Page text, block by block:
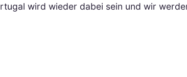
wird wieder dabei sein und wir